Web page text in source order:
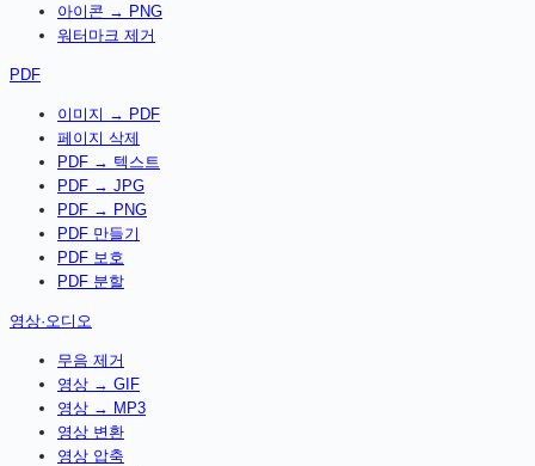
아이콘 → PNG
워터마크 제거
PDF
이미지 → PDF
페이지 삭제
PDF → 텍스트
PDF → JPG
PDF → PNG
PDF 만들기
PDF 보호
PDF 분할
영상·오디오
무음 제거
영상 → GIF
영상 → MP3
영상 변환
영상 압축